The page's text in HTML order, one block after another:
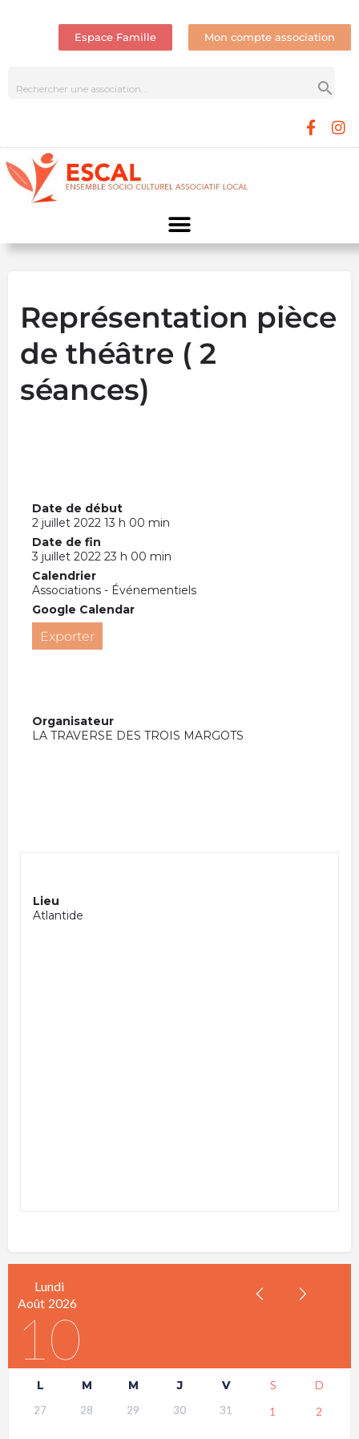
Espace Famille Mon compte association
Représentation pièce
de théâtre ( 2
séances)
Date de début
2 juillet 2022 13 h 00 min
Date de fin
3 juillet 2022 23 h 00 min
Calendrier
Associations - Événementiels
Google Calendar
Exporter
Organisateur
LA TRAVERSE DES TROIS MARGOTS
Lieu
Atlantide
Lundi
Août 2026
10
L M M J V S D
27 28 29 30 31 1 2